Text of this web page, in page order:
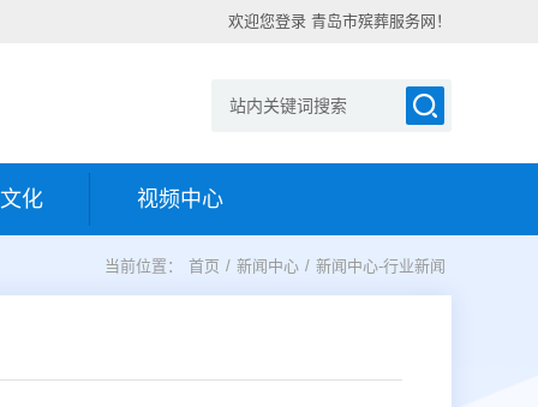
欢迎您登录 青岛市殡葬服务网！
化 视频中心
当前位置： 首页 / 新闻中心 / 新闻中心-行业新闻